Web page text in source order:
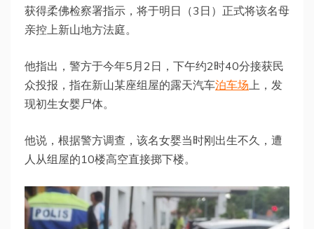
获得柔佛检察署指示，将于明日（3日）正式将该名母
亲控上新山地方法庭。
他指出，警方于今年5月2日，下午约2时40分接获民
众投报，指在新山某座组屋的露天汽车泊车场上，发
现初生女婴尸体。
他说，根据警方调查，该名女婴当时刚出生不久，遭
人从组屋的10楼高空直接掷下楼。